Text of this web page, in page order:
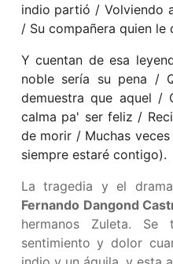
indio partió / Volviendo
/ Su compañera quien le
Y cuentan de esa
noble sería su pena /
demuestra que aquel /
calma pa' ser feliz /
de morir / Muchas
siempre estaré contigo).
La tragedia y el
Fernando Dangond
hermanos Zuleta.
sentimiento y dolor